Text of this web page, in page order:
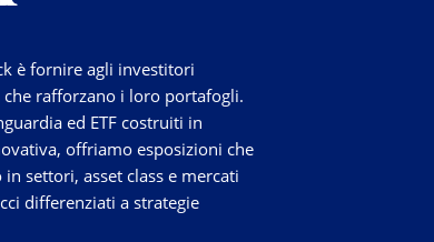
è fornire agli investitori
rafforzano i loro portafogli.
ed ETF costruiti in
offriamo esposizioni che
settori, asset class e mercati
differenziati a strategie